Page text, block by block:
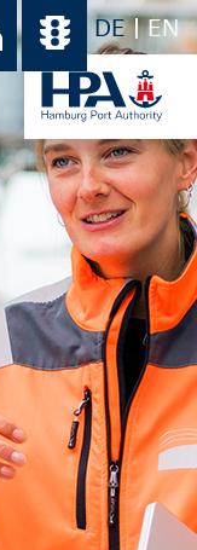
DE EN
im
Ihr Download-